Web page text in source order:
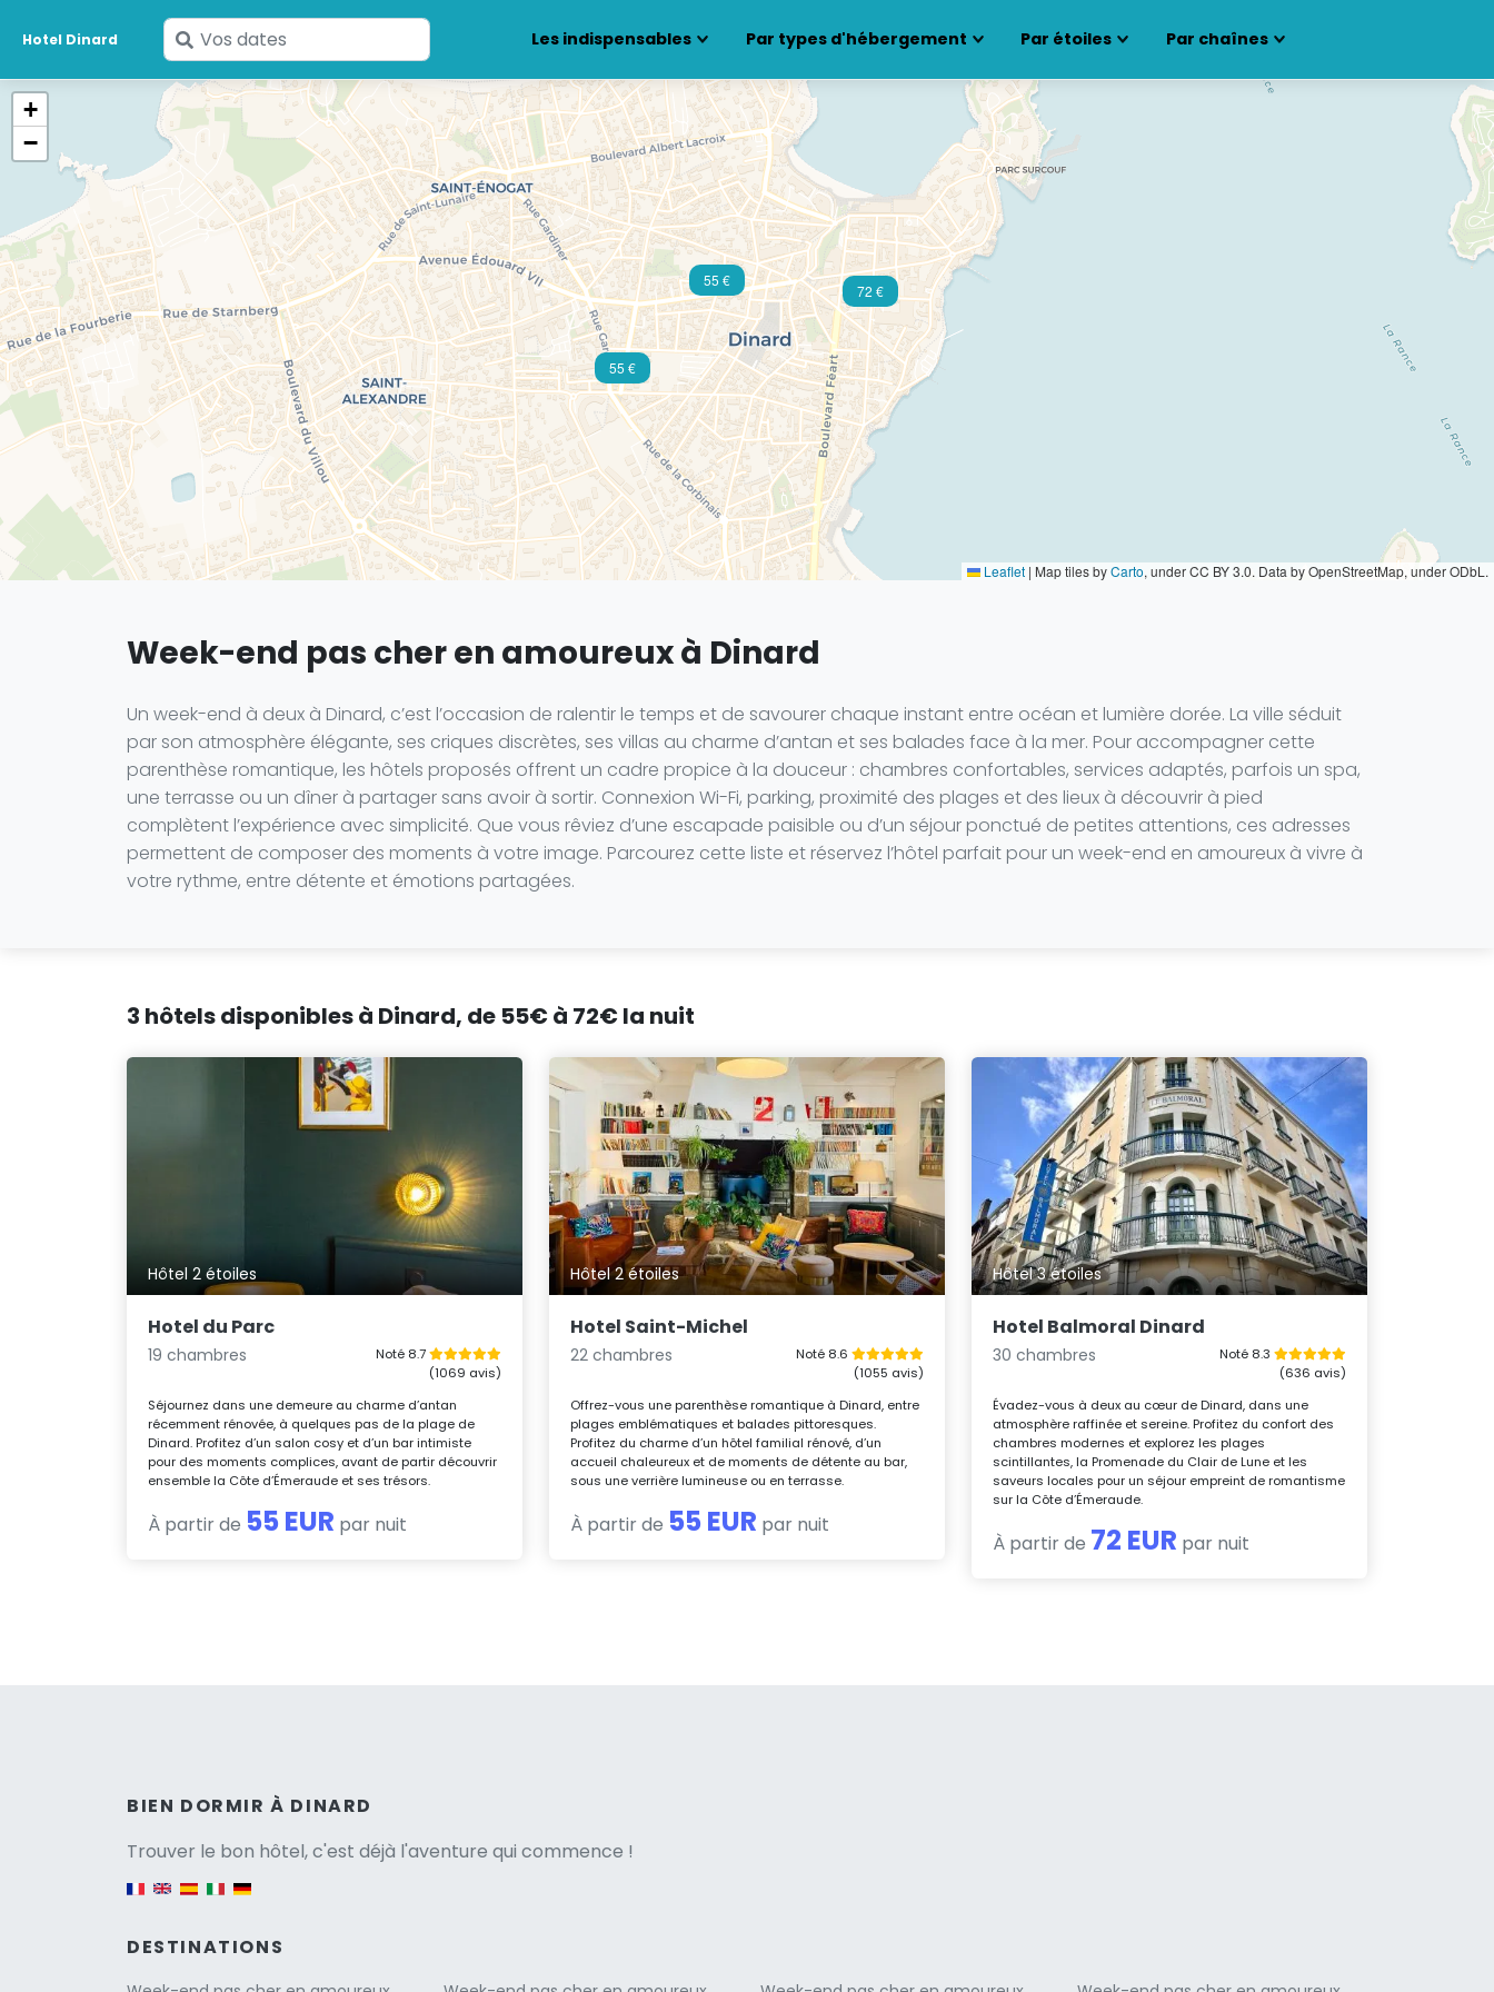
Hotel Dinard
Saisissez
vos
dates
Les indispensables Par types d'hébergement Par étoiles Par chaînes
55 €
55 €
72 €
+
−
Leaflet | Map tiles byCarto, under CC BY 3.0. Data by OpenStreetMap, under ODbL.
Week-end pas cher en amoureux à Dinard
Un week-end à deux à Dinard, c’est l’occasion de ralentir le temps et de savourer chaque instant entre océan et lumière dorée. La ville séduit
par son atmosphère élégante, ses criques discrètes, ses villas au charme d’antan et ses balades face à la mer. Pour accompagner cette
parenthèse romantique, les hôtels proposés offrent un cadre propice à la douceur : chambres confortables, services adaptés, parfois un spa,
une terrasse ou un dîner à partager sans avoir à sortir. Connexion Wi-Fi, parking, proximité des plages et des lieux à découvrir à pied
complètent l’expérience avec simplicité. Que vous rêviez d’une escapade paisible ou d’un séjour ponctué de petites attentions, ces adresses
permettent de composer des moments à votre image. Parcourez cette liste et réservez l’hôtel parfait pour un week-end en amoureux à vivre à
votre rythme, entre détente et émotions partagées.
3 hôtels disponibles à Dinard, de 55€ à 72€ la nuit
Hôtel 2 étoiles
Hotel du Parc
19 chambres
Noté 8.7
(1069 avis)
Séjournez dans une demeure au charme d’antan
récemment rénovée, à quelques pas de la plage de
Dinard. Profitez d’un salon cosy et d’un bar intimiste
pour des moments complices, avant de partir découvrir
ensemble la Côte d’Émeraude et ses trésors.
À partir de 55 EUR par nuit
Hôtel 2 étoiles
Hotel Saint-Michel
22 chambres
Noté 8.6
(1055 avis)
Offrez-vous une parenthèse romantique à Dinard, entre
plages emblématiques et balades pittoresques.
Profitez du charme d’un hôtel familial rénové, d’un
accueil chaleureux et de moments de détente au bar,
sous une verrière lumineuse ou en terrasse.
À partir de 55 EUR par nuit
Hôtel 3 étoiles
Hotel Balmoral Dinard
30 chambres
Noté 8.3
(636 avis)
Évadez-vous à deux au cœur de Dinard, dans une
atmosphère raffinée et sereine. Profitez du confort des
chambres modernes et explorez les plages
scintillantes, la Promenade du Clair de Lune et les
saveurs locales pour un séjour empreint de romantisme
sur la Côte d’Émeraude.
À partir de 72 EUR par nuit
BIEN DORMIR À DINARD
Trouver le bon hôtel, c'est déjà l'aventure qui commence !
Versione italiana
DESTINATIONS